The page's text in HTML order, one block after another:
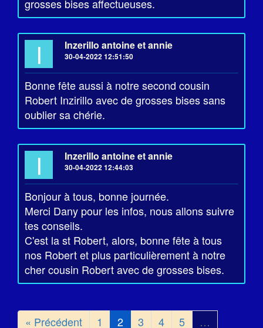
grosses bises affectueuses.
I Inzerillo antoine et annie
30-04-2022 12:51:50
Bonne fête aussi à notre second cousin
Robert Inzirillo avec de grosses bises sans
oublier sa chérie.
I Inzerillo antoine et annie
30-04-2022 12:44:03
Bonjour à tous, bonne journée.
Merci Dany pour les infos, nous allons suivre
tes conseils.
C'est la st Robert, alors, bonne fête à tous
nos Robert et plus particulièrement à notre
cher cousin Robert avec de grosses bises.
« Précédent 1 2 3 4 5 …